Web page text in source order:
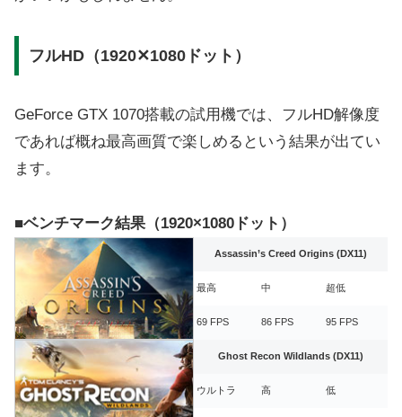
フルHD（1920✕1080ドット）
GeForce GTX 1070搭載の試用機では、フルHD解像度
であれば概ね最高画質で楽しめるという結果が出てい
ます。
■ベンチマーク結果（1920×1080ドット）
Assassin’s Creed Origins (DX11)
最高 中 超低
69 FPS 86 FPS 95 FPS
Ghost Recon Wildlands (DX11)
ウルトラ 高 低